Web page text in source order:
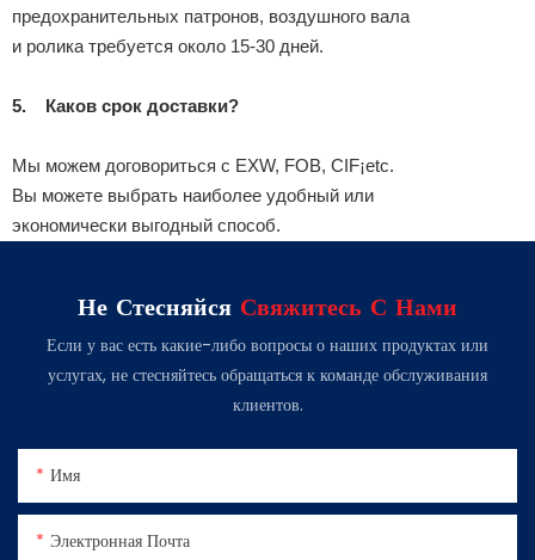
предохранительных патронов, воздушного вала
и ролика требуется около 15-30 дней.
5. Каков срок доставки?
Мы можем договориться с EXW, FOB, CIF¡etc.
Вы можете выбрать наиболее удобный или
экономически выгодный способ.
Не Стесняйся Свяжитесь С Нами
Если у вас есть какие-либо вопросы о наших продуктах или
услугах, не стесняйтесь обращаться к команде обслуживания
клиентов.
Имя
Электронная Почта